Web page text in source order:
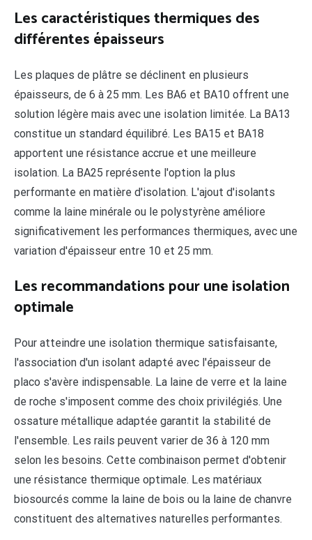
Les caractéristiques thermiques des
différentes épaisseurs
Les plaques de plâtre se déclinent en plusieurs
épaisseurs, de 6 à 25 mm. Les BA6 et BA10 offrent une
solution légère mais avec une isolation limitée. La BA13
constitue un standard équilibré. Les BA15 et BA18
apportent une résistance accrue et une meilleure
isolation. La BA25 représente l'option la plus
performante en matière d'isolation. L'ajout d'isolants
comme la laine minérale ou le polystyrène améliore
significativement les performances thermiques, avec une
variation d'épaisseur entre 10 et 25 mm.
Les recommandations pour une isolation
optimale
Pour atteindre une isolation thermique satisfaisante,
l'association d'un isolant adapté avec l'épaisseur de
placo s'avère indispensable. La laine de verre et la laine
de roche s'imposent comme des choix privilégiés. Une
ossature métallique adaptée garantit la stabilité de
l'ensemble. Les rails peuvent varier de 36 à 120 mm
selon les besoins. Cette combinaison permet d'obtenir
une résistance thermique optimale. Les matériaux
biosourcés comme la laine de bois ou la laine de chanvre
constituent des alternatives naturelles performantes.